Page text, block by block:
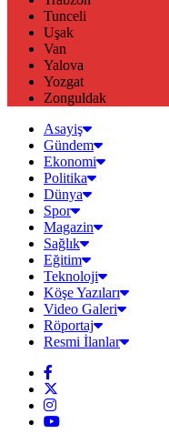
Tunceli
Uşak
Van
Yalova
Yozgat
Zonguldak
Asayiş
Gündem
Ekonomi
Politika
Dünya
Spor
Magazin
Sağlık
Eğitim
Teknoloji
Köşe Yazıları
Video Galeri
Röportaj
Resmi İlanlar